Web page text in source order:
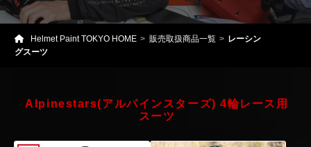
Helmet Paint TOKYO HOME 販売取扱商品一覧
レーシン
グスーツ
Alpinestars(アルパインスターズ) 4輪レース用
スーツ